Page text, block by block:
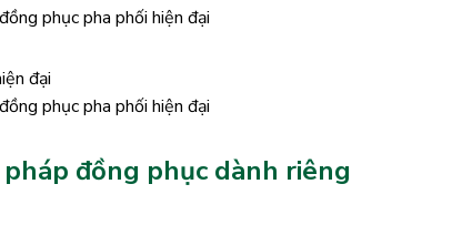
phục pha phối hiện đại
phục pha phối hiện đại
đồng phục dành riêng